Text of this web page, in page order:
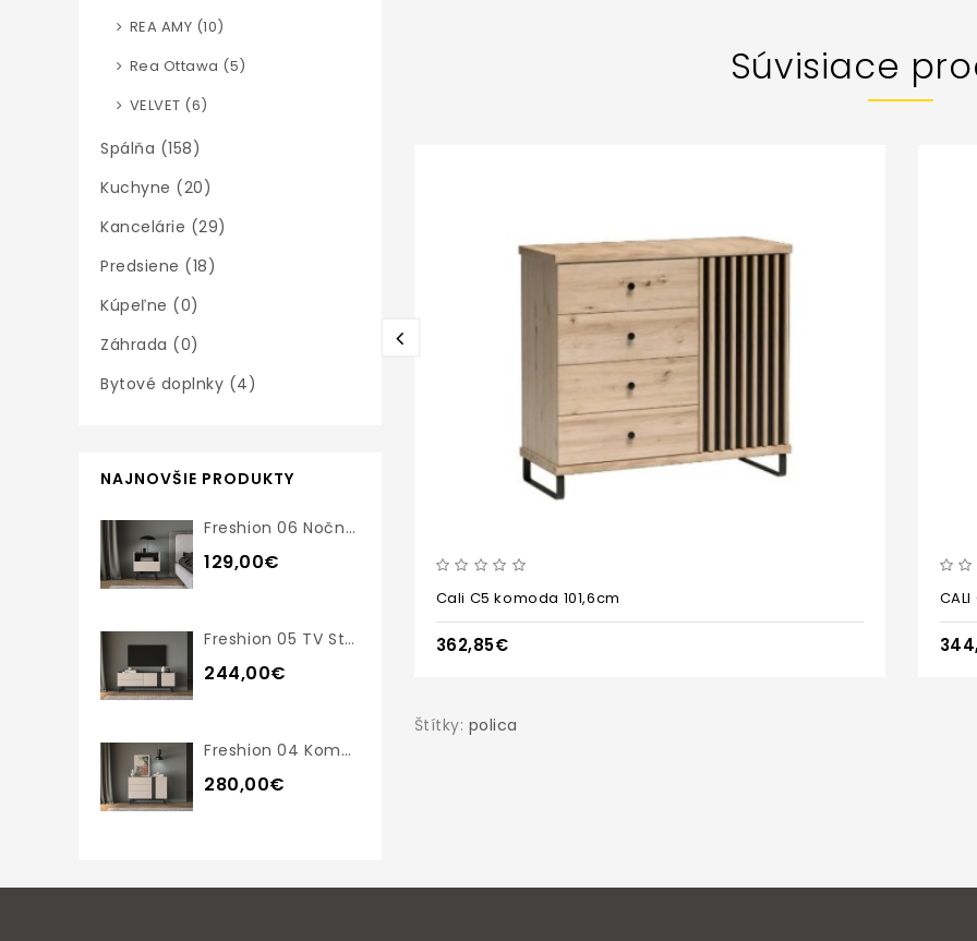
REA AMY (10)
Rea Ottawa (5)
VELVET (6)
Spálňa (158)
Kuchyne (20)
Kancelárie (29)
Predsiene (18)
Kúpeľne (0)
Záhrada (0)
Bytové doplnky (4)
NAJNOVŠIE PRODUKTY
Freshion 06 Nočný Stolík
129,00€
Freshion 05 TV Stolík
244,00€
Freshion 04 Komoda
280,00€
Súvisiace
Cali C5 komoda 101,6cm
362,85€
Štítky: polica